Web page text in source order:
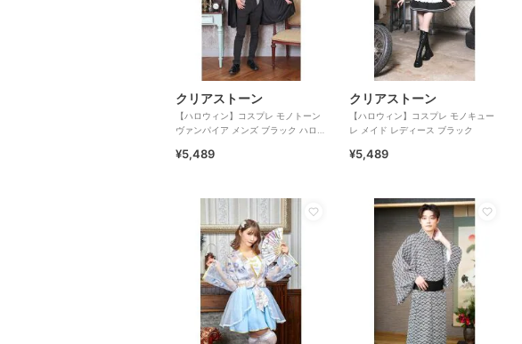
クリアストーン
【ハロウィン】コスプレ モノトーン
ヴァンパイア メンズ ブラック ハロウ
¥5,489
クリアストーン
【ハロウィン】コスプレ モノキュー
レ メイド レディース ブラック
¥5,489